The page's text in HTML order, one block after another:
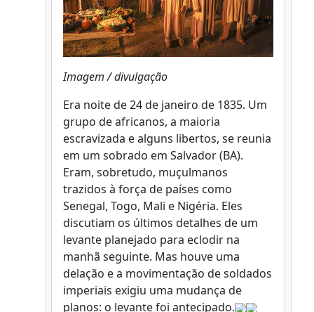
Imagem / divulgação
Era noite de 24 de janeiro de 1835. Um
grupo de africanos, a maioria
escravizada e alguns libertos, se reunia
em um sobrado em Salvador (BA).
Eram, sobretudo, muçulmanos
trazidos à força de países como
Senegal, Togo, Mali e Nigéria. Eles
discutiam os últimos detalhes de um
levante planejado para eclodir na
manhã seguinte. Mas houve uma
delação e a movimentação de soldados
imperiais exigiu uma mudança de
planos: o levante foi antecipado.